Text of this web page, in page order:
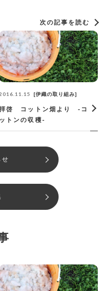
次の記事を読む
伊織の取り組み
啓 コットン畑より -コ
ットンの収穫-
せ